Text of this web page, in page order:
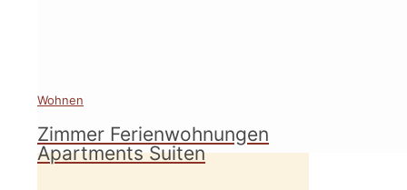
Wohnen
Zimmer Ferienwohnungen
Apartments Suiten